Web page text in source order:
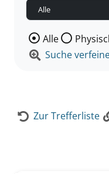
Wählen Sie die
Alle
Suche
Zur Trefferliste